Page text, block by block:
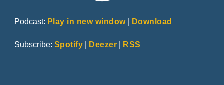
Podcast: Play in new window| Download
Subscribe: Spotify | Deezer | RSS